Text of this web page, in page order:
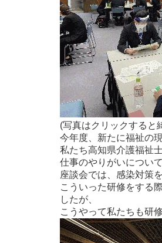
(写真はクリックすると
今年度、新たに福祉の
私たち高知県介護福祉
仕事のやりがいについ
座談会では、感染対策
こういった研修をする
したが、
こうやって私たちも研